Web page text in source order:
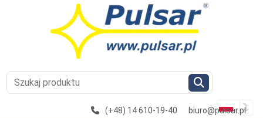
(+48) 14 610-19-40 biuro@pulsar.pl